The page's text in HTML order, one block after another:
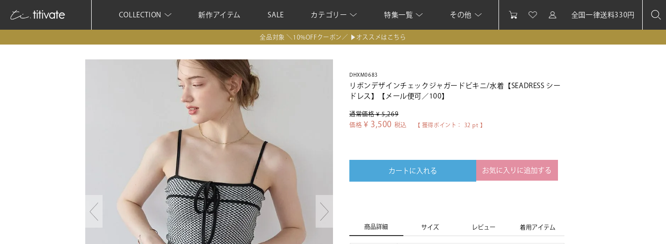
COLLECTION 新作アイテム SALE カテゴリー 特集一覧 その他 全国一律送料330円
全品対象 ＼10%OFFクーポン／ ▶オススメはこちら
DHXM0683
リボンデザインチェックジャガードビキニ/水着【SEADRESS シー
ドレス】【メール便可／100】
通常価格 ¥ 5,269
価格 ¥ 3,500 税込 【 獲得ポイント： 32 pt 】
カートに入れる お気に入りに追加する
商品詳細 サイズ レビュー 着用アイテム